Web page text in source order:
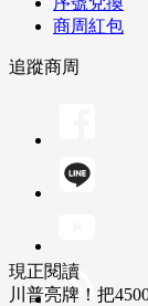
商周紅包
追蹤商周
現正閱讀
川普亮牌！把